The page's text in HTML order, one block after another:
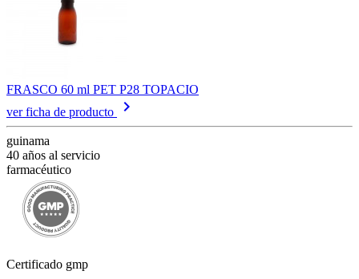
FRASCO 60 ml PET P28 TOPACIO
ver ficha de producto
keyboard_arrow_right
guinama
40 años al servicio
farmacéutico
Certificado gmp